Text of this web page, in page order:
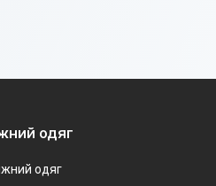
одяг
одяг